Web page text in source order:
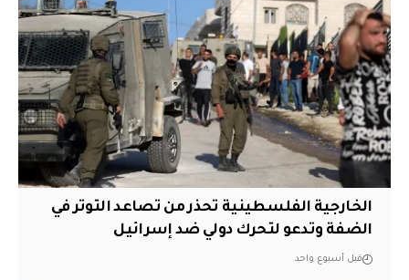
الخارجية الفلسطينية تحذر من تصاعد التوتر في
الضفة وتدعو لتحرك دولي ضد إسرائيل
قبل أسبوع واحد